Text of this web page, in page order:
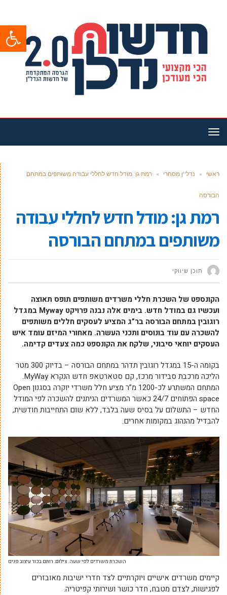
פתח
תפריט
ראשי » נדל''ן מסחרי » רמת גן: מודל חדש לחללי עבודה משותפים במתחם
הבורסה
רמת גן: מודל חדש לחללי עבודה
משותפים במתחם הבורסה
תוכן שיווקי
הקונספט של השכרת חללי משרדים משותפים תופס תאוצה
ועכשיו גם במודל חדש. בימים אלה נבנה פרויקט Myway במגדל
רוגובין במתחם הבורסה בר”ג המציע לעסקים חללים משותפים
להשכרה עם עוד בונוסים ותכני העשרה. מאחורי המיזם עומד איש
העסקים יוחאי סיבוני, שלקח את הקונספט כמה צעדים קדימה.
בקומה ה-15 במגדל רוגובין תדהר במתחם הבורסה – בדיוק 300 מטר
הליכה מרכבת סבידור מרכז, קם סטארטאפ חדש הנקרא MyWay.
המתחם המשתרע לכ-1200 מ”ר מציע חלל משרדי יוקרה בסגנון Open
space הפתוחים 24/7 כאשר המשרדים הניתנים להשכרה לפי המודל
החדש – התשלום על בסיס שעה בלבד, ללא שום התחייבות חודשית,
להבדיל מהנהוג במקומות אחרים.
השכרת משרדים לפי שעה. צילום: רותם בכור עיצוב פנים
קיימים משרדים אישיים ויוקרתיים לצד חדרי ישיבות מאובזרים
לפגישות, לצדם מטבח, חדר כושר ושירותי קפיטריה.